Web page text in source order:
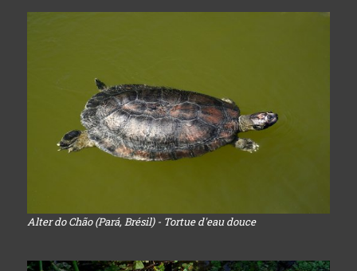
Alter do Chão (Pará, Brésil) - Tortue d'eau douce